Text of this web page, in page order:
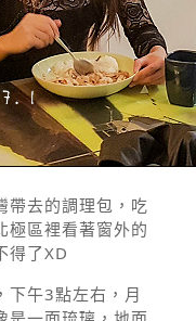
帶去的調理包，吃
極區裡看著窗外的
得了XD
下午3點左右，月